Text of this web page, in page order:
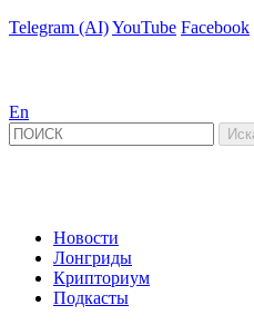
Telegram (AI)YouTube Facebook
En
Новости
Лонгриды
Крипториум
Подкасты